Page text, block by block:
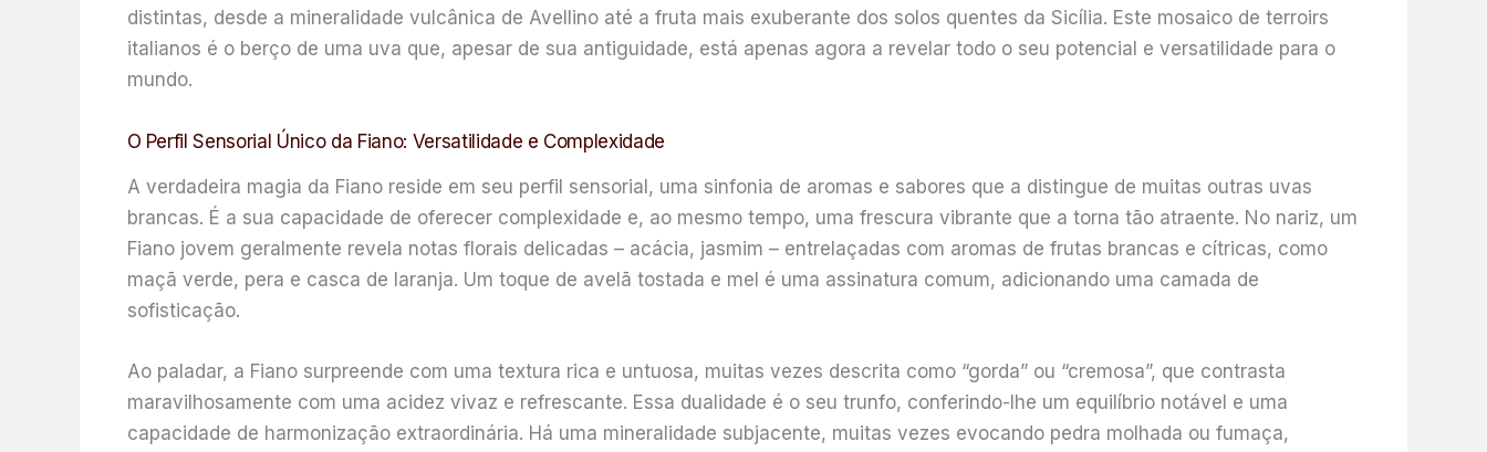
distintas, desde a mineralidade vulcânica de Avellino até a fruta mais exuberante dos solos quentes da Sicília. Este mosaico de terroirs
italianos é o berço de uma uva que, apesar de sua antiguidade, está apenas agora a revelar todo o seu potencial e versatilidade para o
mundo.
O Perfil Sensorial Único da Fiano: Versatilidade e Complexidade
A verdadeira magia da Fiano reside em seu perfil sensorial, uma sinfonia de aromas e sabores que a distingue de muitas outras uvas
brancas. É a sua capacidade de oferecer complexidade e, ao mesmo tempo, uma frescura vibrante que a torna tão atraente. No nariz, um
Fiano jovem geralmente revela notas florais delicadas – acácia, jasmim – entrelaçadas com aromas de frutas brancas e cítricas, como
maçã verde, pera e casca de laranja. Um toque de avelã tostada e mel é uma assinatura comum, adicionando uma camada de
sofisticação.
Ao paladar, a Fiano surpreende com uma textura rica e untuosa, muitas vezes descrita como “gorda” ou “cremosa”, que contrasta
maravilhosamente com uma acidez vivaz e refrescante. Essa dualidade é o seu trunfo, conferindo-lhe um equilíbrio notável e uma
capacidade de harmonização extraordinária. Há uma mineralidade subjacente, muitas vezes evocando pedra molhada ou fumaça,